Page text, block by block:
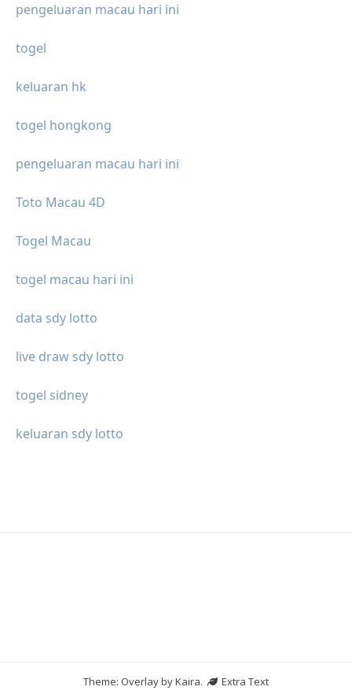
pengeluaran macau hari ini
togel
keluaran hk
togel hongkong
pengeluaran macau hari ini
Toto Macau 4D
Togel Macau
togel macau hari ini
data sdy lotto
live draw sdy lotto
togel sidney
keluaran sdy lotto
Theme: Overlay byKaira.
Extra Text